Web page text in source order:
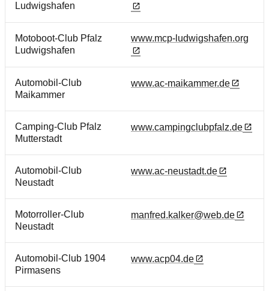
Ludwigshafen
Motoboot-Club Pfalz
Ludwigshafen
www.mcp-ludwigshafen.org
Automobil-Club
Maikammer
www.ac-maikammer.de
Camping-Club Pfalz
Mutterstadt
www.campingclubpfalz.de
Automobil-Club
Neustadt
www.ac-neustadt.de
Motorroller-Club
Neustadt
manfred.kalker@web.de
Automobil-Club 1904
Pirmasens
www.acp04.de